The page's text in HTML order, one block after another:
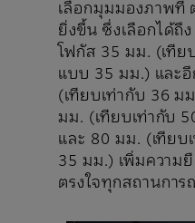
เลือกมุมมองภาพที่
ยิ่งขึ้น ซึ่งเลือกได้ถึ
โฟกัส 35 มม. (เทีย
แบบ 35 มม.) และ
(เทียบเท่ากับ 36
มม. (เทียบเท่ากับ
และ 80 มม. (เทีย
35 มม.) เพิ่มความ
ตรงใจทุกสถานกา